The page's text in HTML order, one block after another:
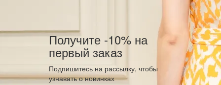
Получите -10% на
первый заказ
Подпишитесь на рассылку, чтобы
узнавать о новинках